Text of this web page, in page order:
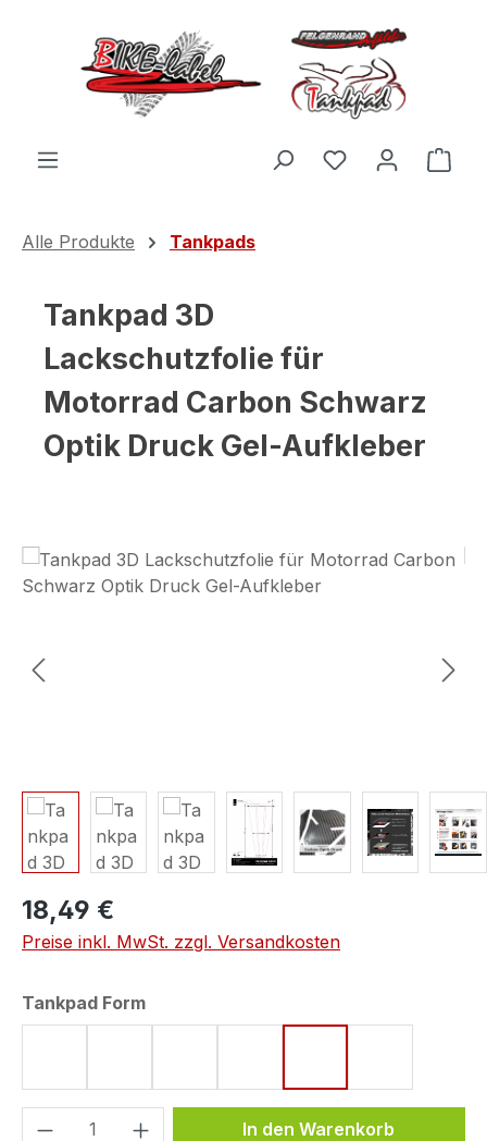
Zum Hauptinhalt springen
Du hast 0
Alle Produkte Tankpads
Tankpad 3D
Lackschutzfolie für
Motorrad Carbon Schwarz
Optik Druck Gel-Aufkleber
Bildergalerie überspringen
18,49 €
Preise inkl. MwSt. zzgl. Versandkosten
Tankpad Formauswählen
Produkt Anzahl: Gib denIn den Warenkorb